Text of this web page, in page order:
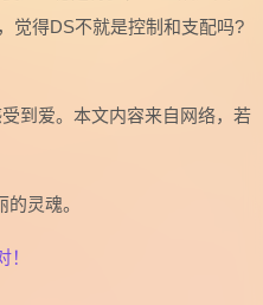
觉得DS不就是控制和支配吗?
到爱。本文内容来自网络，若
灵魂。